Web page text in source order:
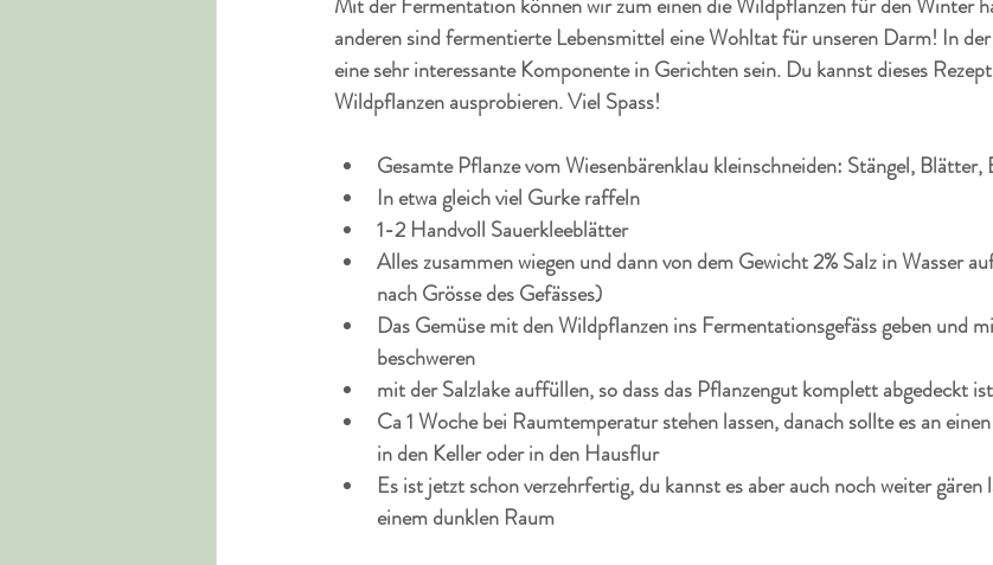
anderen sind fermentierte Lebensmittel eine Wohltat für unseren Darm! In
eine sehr interessante Komponente in Gerichten sein. Du kannst dieses
Wildpflanzen ausprobieren. Viel Spass!
Gesamte Pflanze vom Wiesenbärenklau kleinschneiden: Stängel, Blätter,
In etwa gleich viel Gurke raffeln
1-2 Handvoll Sauerkleeblätter
Alles zusammen wiegen und dann von dem Gewicht 2% Salz in Wasser
nach Grösse des Gefässes)
Das Gemüse mit den Wildpflanzen ins Fermentationsgefäss geben und
beschweren
mit der Salzlake auffüllen, so dass das Pflanzengut komplett abgedeckt ist
Ca 1 Woche bei Raumtemperatur stehen lassen, danach sollte es an
in den Keller oder in den Hausflur
Es ist jetzt schon verzehrfertig, du kannst es aber auch noch weiter gären
einem dunklen Raum